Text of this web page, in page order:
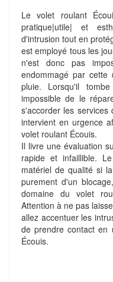
Le volet roulant
pratique|utile| et
d'intrusion tout en
est employé tous les
n'est donc pas
endommagé par
pluie. Lorsqu'il
impossible de le
s'accorder les services
intervient en urgence
volet roulant Écouis.
Il livre une évaluation
rapide et infaillible.
matériel de qualité si
purement d'un
domaine du volet
Attention à ne pas
allez accentuer les
de prendre contact en
Écouis.